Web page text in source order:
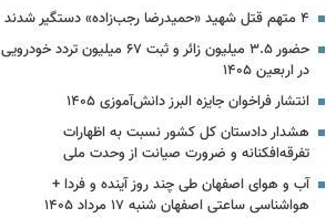
۴ متهم قتل شهید «حمیدرضا رجب‌زاده» دستگیر شدند
حضور ۳.۵ میلیون زائر و ثبت ۶۷ میلیون تردد خودرویی
در اربعین ۱۴۰۵
انتشار فراخوان جایزه البرز دانش‌آموزی ۱۴۰۵
هشدار دادستان کل کشور نسبت به اظهارات
تفرقه‌افکنانه و ضرورت صیانت از وحدت ملی
آب و هوای اصفهان طی چند روز آینده و فردا +
هواشناسی ساعتی اصفهان شنبه ۱۷ مرداد ۱۴۰۵